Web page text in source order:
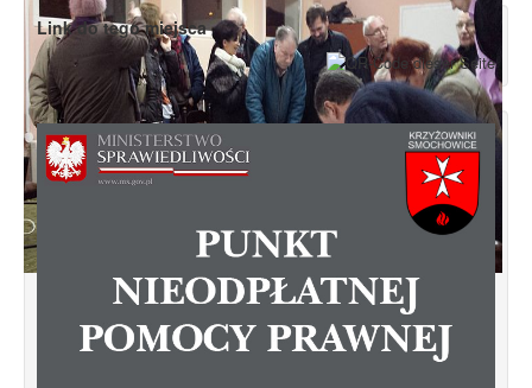
Konsultacje dotyczące terenu
Smochowice Południe w rejonie ulic
położonych pomiędzy Wejherowską,
Starogardzką, Pniewską, Pelplińską.
Link do tego miejsca